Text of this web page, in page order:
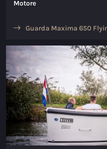
Motore
Guarda Maxima 650